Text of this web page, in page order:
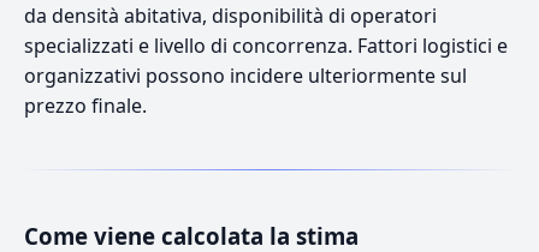
da densità abitativa, disponibilità di operatori
specializzati e livello di concorrenza. Fattori logistici e
organizzativi possono incidere ulteriormente sul
prezzo finale.
Come viene calcolata la stima